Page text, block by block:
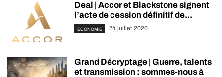
Deal | Accor et Blackstone signent
l’acte de cession définitif de...
ÉCONOMIE 24 juillet 2026
Grand Décryptage | Guerre, talents
et transmission : sommes-nous à